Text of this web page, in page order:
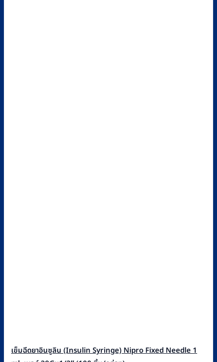
เข็มฉีดยาอินซูลิน (Insulin Syringe) Nipro Fixed Needle 1